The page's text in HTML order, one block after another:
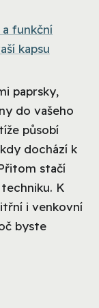
funkční
kapsu
paprsky,
do vašeho
působí
dochází k
stačí
K
i venkovní
byste